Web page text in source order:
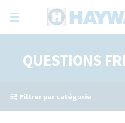
QUESTIONS
Filtrer par catégorie